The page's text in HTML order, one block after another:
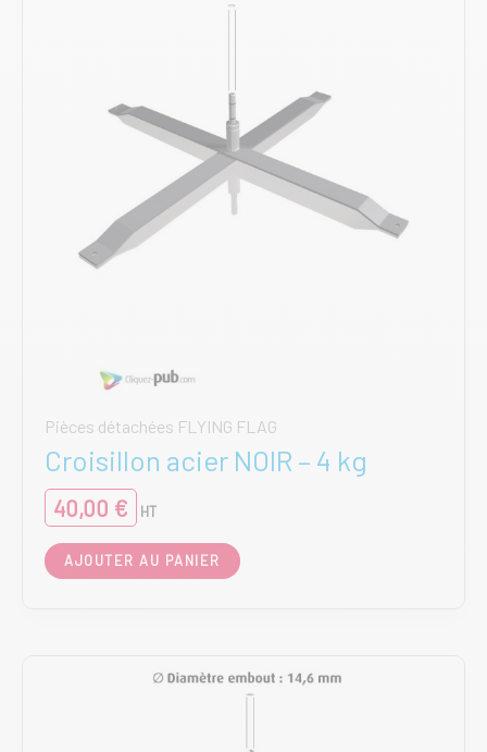
Pièces détachées FLYING FLAG
Croisillon acier NOIR – 4 kg
40,00 € HT
AJOUTER AU PANIER